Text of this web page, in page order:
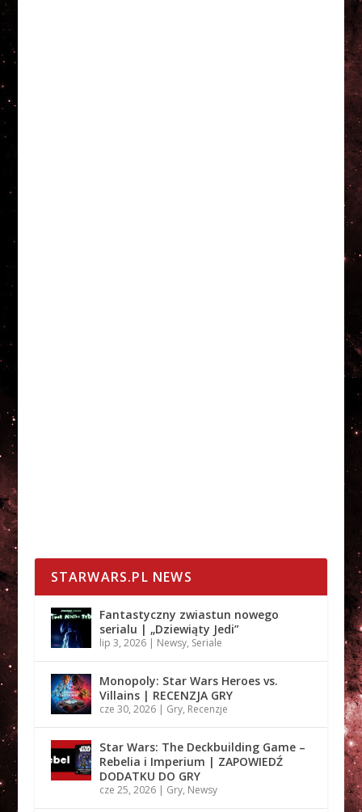
STARWARS.PL NEWS
Fantastyczny zwiastun nowego
serialu | „Dziewiąty Jedi”
lip 3, 2026| Newsy, Seriale
Monopoly: Star Wars Heroes vs.
Villains | RECENZJA GRY
cze 30, 2026| Gry, Recenzje
Star Wars: The Deckbuilding Game –
Rebelia i Imperium | ZAPOWIEDŹ
DODATKU DO GRY
cze 25, 2026| Gry, Newsy